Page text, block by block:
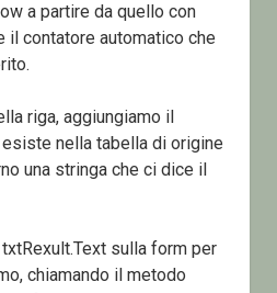
a partire da quello con
il contatore automatico che
riga, aggiungiamo il
nella tabella di origine
una stringa che ci dice il
sulla form per
chiamando il metodo